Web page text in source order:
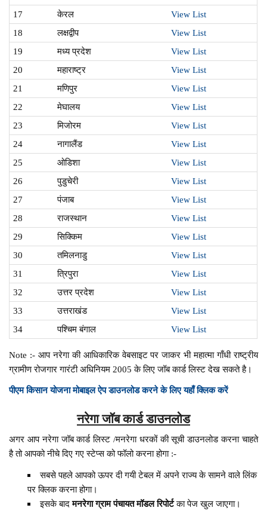
17
केरल
View List
18
लक्षद्वीप
View List
19
मध्य प्रदेश
View List
20
महाराष्ट्र
View List
21
मणिपुर
View List
22
मेघालय
View List
23
मिजोरम
View List
24
नागालैंड
View List
25
ओडिशा
View List
26
पुडुचेरी
View List
27
पंजाब
View List
28
राजस्थान
View List
29
सिक्किम
View List
30
तमिलनाडु
View List
31
त्रिपुरा
View List
32
उत्तर प्रदेश
View List
33
उत्तराखंड
View List
34
पश्चिम बंगाल View List
Note :- आप नरेगा की आधिकारिक वेबसाइट पर जाकर भी महात्मा गाँधी राष्ट्रीय
ग्रामीण रोजगार गारंटी अधिनियम 2005 के लिए जॉब कार्ड लिस्ट देख सकते है।
पीएम किसान योजना मोबाइल ऐप डाउनलोड करने के लिए यहाँ क्लिक करें
नरेगा जॉब कार्ड डाउनलोड
अगर आप नरेगा जॉब कार्ड लिस्ट /मनरेगा धरकों की सूची डाउनलोड करना चाहते
है तो आपको नीचे दिए गए स्टेप्स को फॉलो करना होगा :-
सबसे पहले आपको ऊपर दी गयी टेबल में अपने राज्य के सामने वाले लिंक
पर क्लिक करना होगा।
इसके बादमनरेगा ग्राम पंचायत मॉडल रिपोर्टका पेज खुल जाएगा।